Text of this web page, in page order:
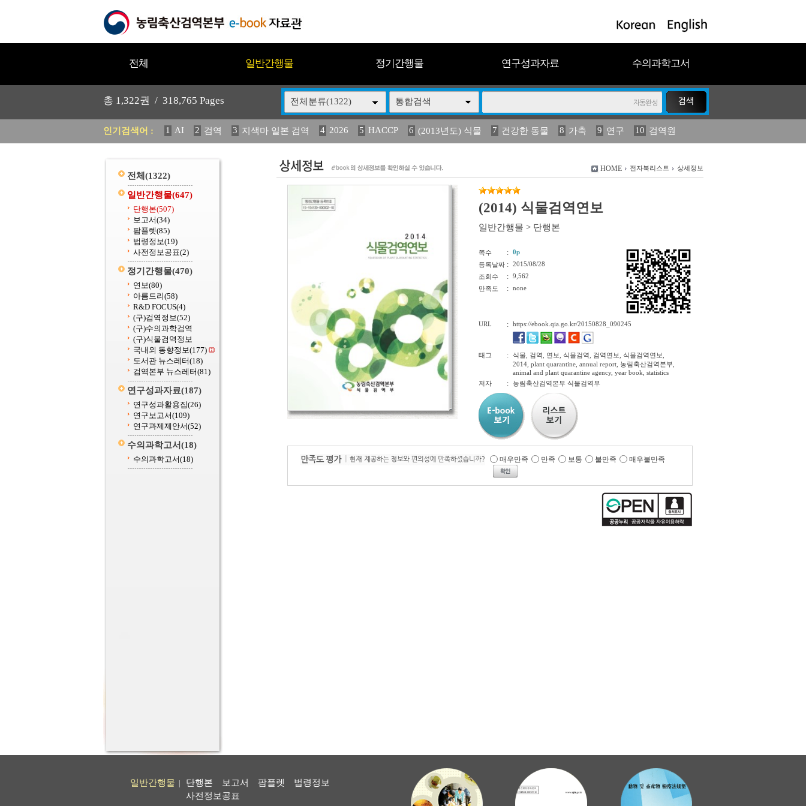
전체 일반간행물 정기간행물 연구성과자료 수의과학고서
총 1,322권 / 318,765 Pages 전체분류(1322) 통합검색
인기검색어 : 1 AI 2 검역 3 지색마 일본 검역 4 2026 5 HACCP 6 (2013년도) 식물 7 건강한 동물 8 가축 9 연구 10 검역원
11 2025 12 중독성 식물 도감 13 媛 異 14 (2013년도) 식 15 구제역 16 관리 17 연보 18 2023 19 농림수산
전체 (1322)
일반간행물(647)
단행본(507)
보고서(34)
팜플렛(85)
법령정보(19)
사전정보공표(2)
정기간행물(470)
연보(80)
아름드리(58)
R&D FOCUS(4)
(구)검역정보(52)
(구)수의과학검역
(구)식물검역정보
국내외 동향정보(177)
도서관 뉴스레터(18)
검역본부 뉴스레터(81)
연구성과자료(187)
연구성과활용집(26)
연구보고서(109)
연구과제제안서(52)
수의과학고서(18)
수의과학고서(18)
HOME 전자북리스트 상세정보
(2014) 식물검역연보
일반간행물 > 단행본
쪽수 :
0p
등록날짜 :
2015/08/28
조회수
:
9,562
만족도
: none
URL : https://ebook.qia.go.kr/20150828_090245
태그 :
식물, 검역, 연보, 식물검역, 검역연보, 식물검역연보,
2014, plant quarantine, annual report, 농림축산검역본부,
animal and plant quarantine agency, year book, statistics
저자
: 농림축산검역본부 식물검역부
매우만족 만족 보통 불만족 매우불만족
일반간행물 단행본 보고서 팜플렛
법령정보
사전정보공표